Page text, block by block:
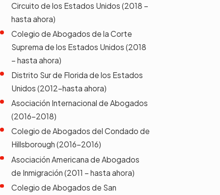
Circuito de los Estados Unidos (2018 –
hasta ahora)
Colegio de Abogados de la Corte
Suprema de los Estados Unidos (2018
– hasta ahora)
Distrito Sur de Florida de los Estados
Unidos (2012-hasta ahora)
Asociación Internacional de Abogados
(2016-2018)
Colegio de Abogados del Condado de
Hillsborough (2016-2016)
Asociación Americana de Abogados
de Inmigración (2011 – hasta ahora)
Colegio de Abogados de San